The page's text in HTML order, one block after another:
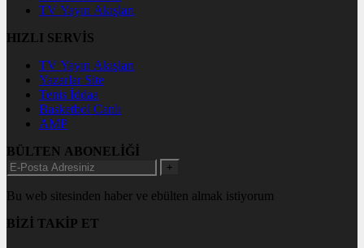
TV Yayın Akışları
HIZLI SERVİS
TV Yayın Akışları
Yazarlar Site
Tenis İddaa
Basketbol Canlı
AMP
BÜLTEN ABONELİĞİ
+
Bu web sitesinden haber ve ebülten almak istiyorum
BİZİ TAKİP ET